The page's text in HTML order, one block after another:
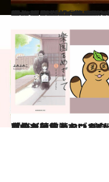
2025.10.15
3位は『邪神の弁当屋さん』、2位は『壇蜜』…大賞に輝いたのは、現代社会に問題を投げかける話題作！ 「CREA夜ふかしマンガ大賞2025」1位～5位を発表
カルチャー
2025.10.17
「悩み苦しんでいるのは自分だけじゃないんだ」マンガ編集者・ゴトウショウヘイさんの“いま人に薦めたい愛読マンガ”
カルチャー